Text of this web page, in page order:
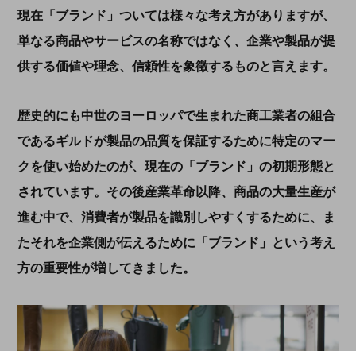
現在「ブランド」ついては様々な考え方がありますが、
単なる商品やサービスの名称ではなく、企業や製品が提
供する価値や理念、信頼性を象徴するものと言えます。
歴史的にも中世のヨーロッパで生まれた商工業者の組合
であるギルドが製品の品質を保証するために特定のマー
クを使い始めたのが、現在の「ブランド」の初期形態と
されています。その後産業革命以降、商品の大量生産が
進む中で、消費者が製品を識別しやすくするために、ま
たそれを企業側が伝えるために「ブランド」という考え
方の重要性が増してきました。